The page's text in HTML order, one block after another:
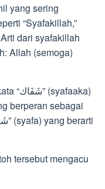
yang sering
“Syafakillah,”
dari syafakillah
berperan sebagai
tersebut mengacu